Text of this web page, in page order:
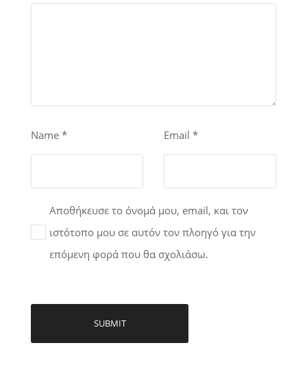
Name * Email *
Αποθήκευσε το όνομά μου, email, και τον
ιστότοπο μου σε αυτόν τον πλοηγό για την
επόμενη φορά που θα σχολιάσω.